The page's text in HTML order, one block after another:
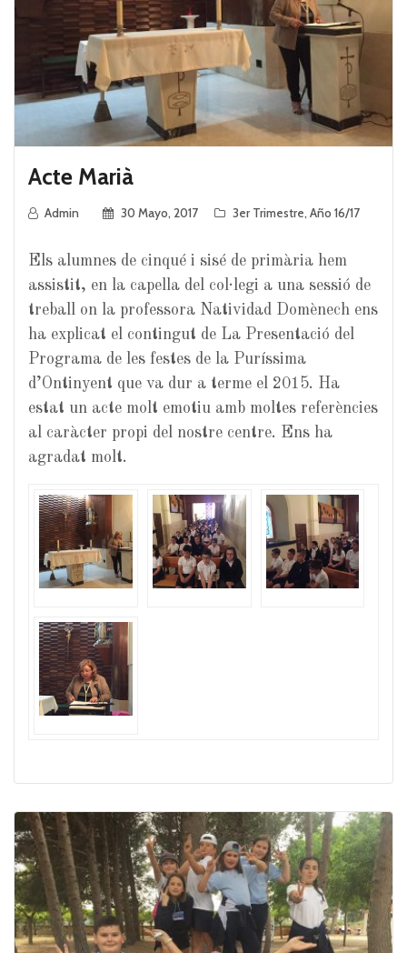
Acte Marià
Admin 30 Mayo, 2017 3er Trimestre, Año 16/17
Els alumnes de cinqué i sisé de primària hem
assistit, en la capella del col·legi a una sessió de
treball on la professora Natividad Domènech ens
ha explicat el contingut de La Presentació del
Programa de les festes de la Puríssima
d’Ontinyent que va dur a terme el 2015. Ha
estat un acte molt emotiu amb moltes referències
al caràcter propi del nostre centre. Ens ha
agradat molt.